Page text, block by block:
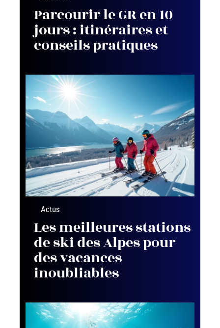
Parcourir le GR en 10
jours : itinéraires et
conseils pratiques
Actus
Les meilleures stations
de ski des Alpes pour
des vacances
inoubliables